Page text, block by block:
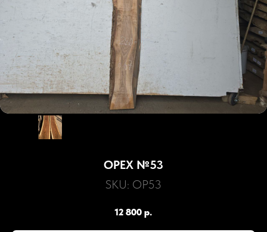
ОРЕХ №53
SKU: OР53
12 800 р.